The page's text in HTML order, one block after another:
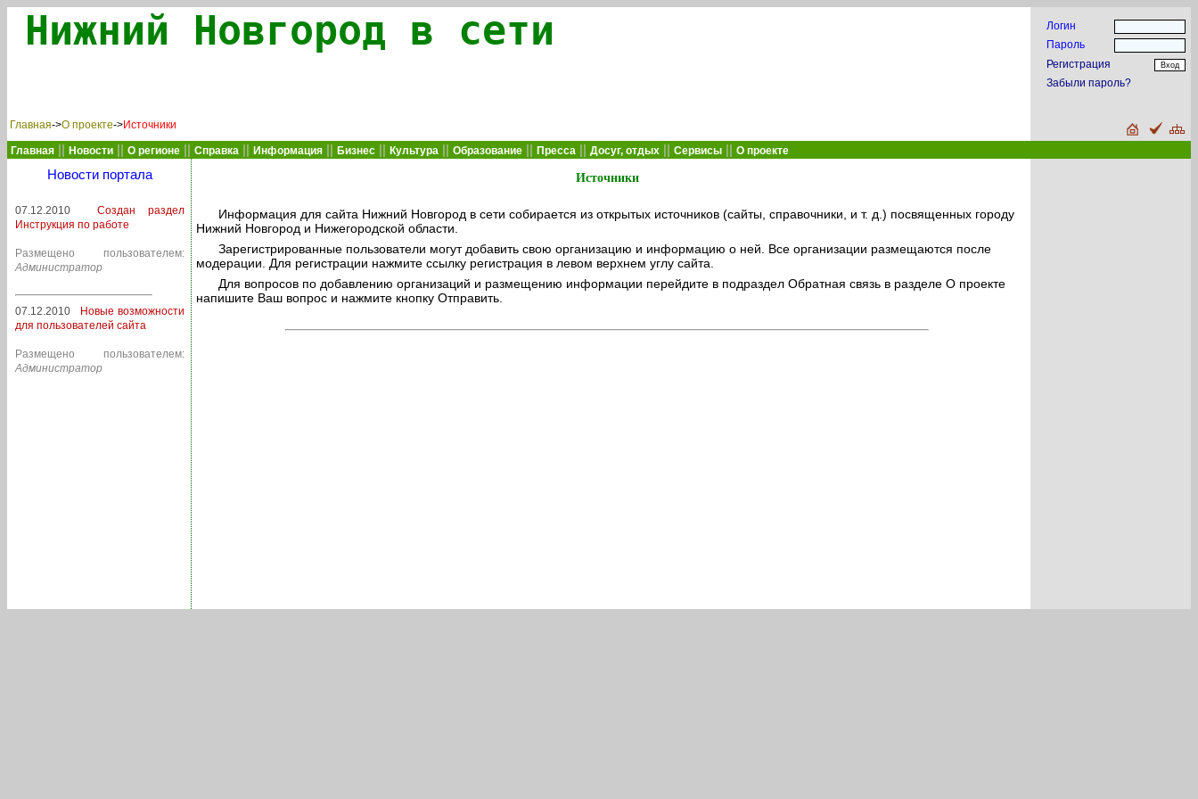
Нижний Новгород в сети
Источники
Информация для сайта Нижний Новгород в сети собирается из открытых источников (сайты, справочники, и т. д.) посвященных городу
Нижний Новгород и Нижегородской области.
Зарегистрированные пользователи могут добавить свою организацию и информацию о ней. Все организации размещаются после
модерации. Для регистрации нажмите ссылку регистрация в левом верхнем углу сайта.
Для вопросов по добавлению организаций и размещению информации перейдите в подраздел Обратная связь в разделе О проекте
напишите Ваш вопрос и нажмите кнопку Отправить.
Главная->О проекте->Источники
Логин
Пароль
Регистрация
Забыли пароль?
Главная Новости О регионе Справка Информация Бизнес Культура Образование Пресса Досуг, отдых Сервисы О проекте
Новости портала
07.12.2010
Создан раздел
Инструкция по работе
Размещено пользователем:
Администратор
07.12.2010
Новые возможности
для пользователей сайта
Размещено пользователем:
Администратор